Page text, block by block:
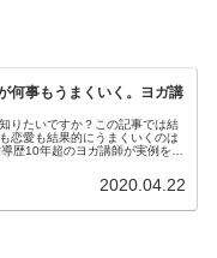
何事もうまくいく。ヨガ講
りたいですか？この記事では結
恋愛も結果的にうまくいくのは
歴10年超のヨガ講師が実例を挙
2020.04.22